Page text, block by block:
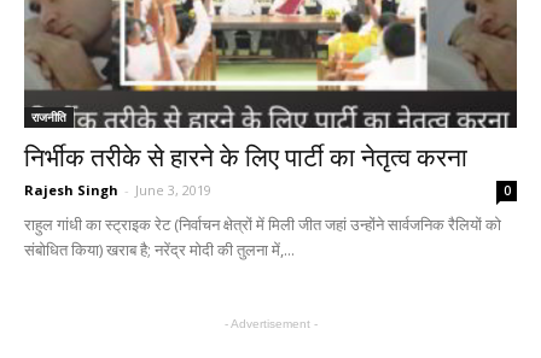
राजनीति
निर्भीक तरीके से हारने के लिए पार्टी का नेतृत्व करना
Rajesh Singh - June 3, 2019 0
राहुल गांधी का स्ट्राइक रेट (निर्वाचन क्षेत्रों में मिली जीत जहां उन्होंने सार्वजनिक रैलियों को
संबोधित किया) खराब है; नरेंद्र मोदी की तुलना में,...
- Advertisement -